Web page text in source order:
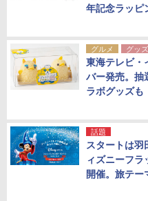
年記念ラッピ
グルメ グッズ
東海テレビ・
バー発売。抽
ラボグッズも
話題
スタートは
ィズニーフラ
開催。旅テー